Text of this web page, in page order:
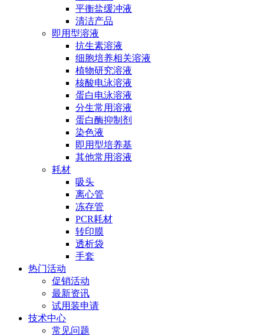
平衡盐缓冲液
清洁产品
即用型溶液
抗生素溶液
细胞培养相关溶液
植物研究溶液
核酸电泳溶液
蛋白电泳溶液
分生常用溶液
蛋白酶抑制剂
染色液
即用型培养基
其他常用溶液
耗材
吸头
离心管
冻存管
PCR耗材
转印膜
透析袋
手套
热门活动
促销活动
最新资讯
试用装申请
技术中心
常见问题